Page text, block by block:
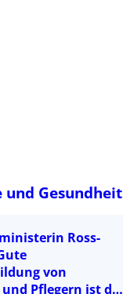
und Gesundheit
Ross-
von
Pflegern ist das